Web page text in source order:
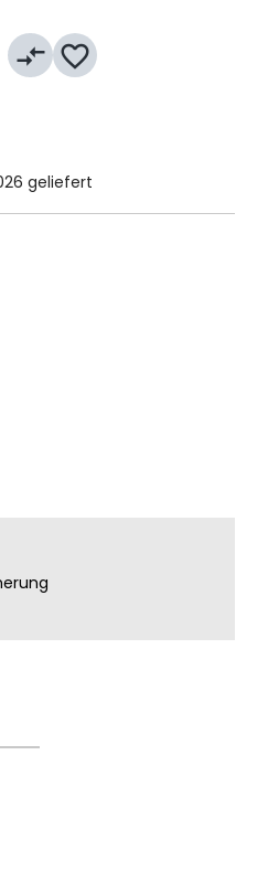
compare_arrows favorite_border
geliefert